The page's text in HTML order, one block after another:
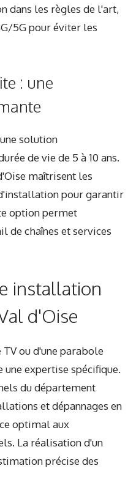
dans les règles de l'art,
5G pour éviter les
: une
solution
de vie de 5 à 10 ans.
maîtrisent les
pour garantir
option permet
de chaînes et services
installation
d'Oise
ou d'une parabole
une expertise spécifique.
du département
et dépannages en
optimal aux
La réalisation d'un
précise des